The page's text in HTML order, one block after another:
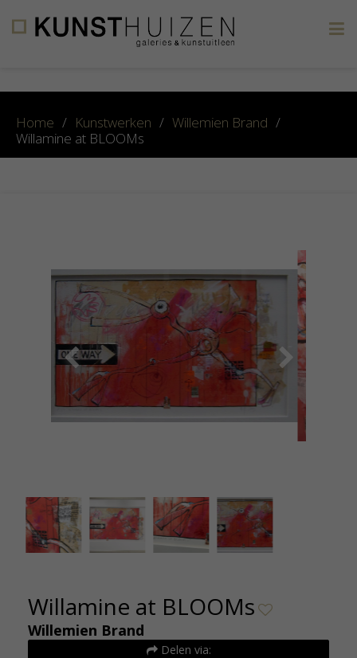
Home / Kunstwerken / Willemien Brand /
Willamine at BLOOMs
Willamine at BLOOMs
Willemien Brand
Delen via: